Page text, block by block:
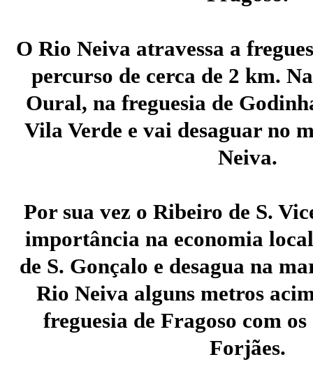
O Rio Neiva atravessa a
percurso de cerca de 2 km.
Oural, na freguesia de
Vila Verde e vai desaguar no
Neiva.
Por sua vez o Ribeiro de S.
importância na economia
de S. Gonçalo e desagua na
Rio Neiva alguns metros
freguesia de Fragoso com
Forjães.